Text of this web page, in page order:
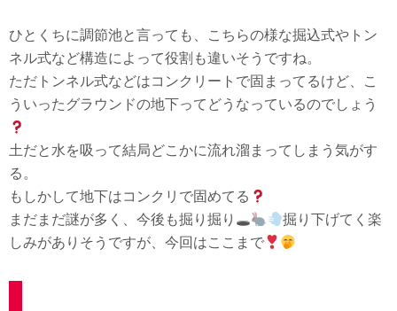
ひとくちに調節池と言っても、こちらの様な掘込式やトン
ネル式など構造によって役割も違いそうですね。
ただトンネル式などはコンクリートで固まってるけど、こ
ういったグラウンドの地下ってどうなっているのでしょう
土だと水を吸って結局どこかに流れ溜まってしまう気がす
る。
もしかして地下はコンクリで固めてる
まだまだ謎が多く、今後も掘り掘り🕳
掘り下げてく楽
しみがありそうですが、今回はここまで